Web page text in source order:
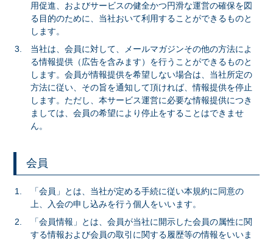
用促進、およびサービスの健全かつ円滑な運営の確保を図
る目的のために、当社おいて利用することができるものと
します。
当社は、会員に対して、メールマガジンその他の方法によ
る情報提供（広告を含みます）を行うことができるものと
します。会員が情報提供を希望しない場合は、当社所定の
方法に従い、その旨を通知して頂ければ、情報提供を停止
します。ただし、本サービス運営に必要な情報提供につき
ましては、会員の希望により停止をすることはできませ
ん。
会員
「会員」とは、当社が定める手続に従い本規約に同意の
上、入会の申し込みを行う個人をいいます。
「会員情報」とは、会員が当社に開示した会員の属性に関
する情報および会員の取引に関する履歴等の情報をいいま